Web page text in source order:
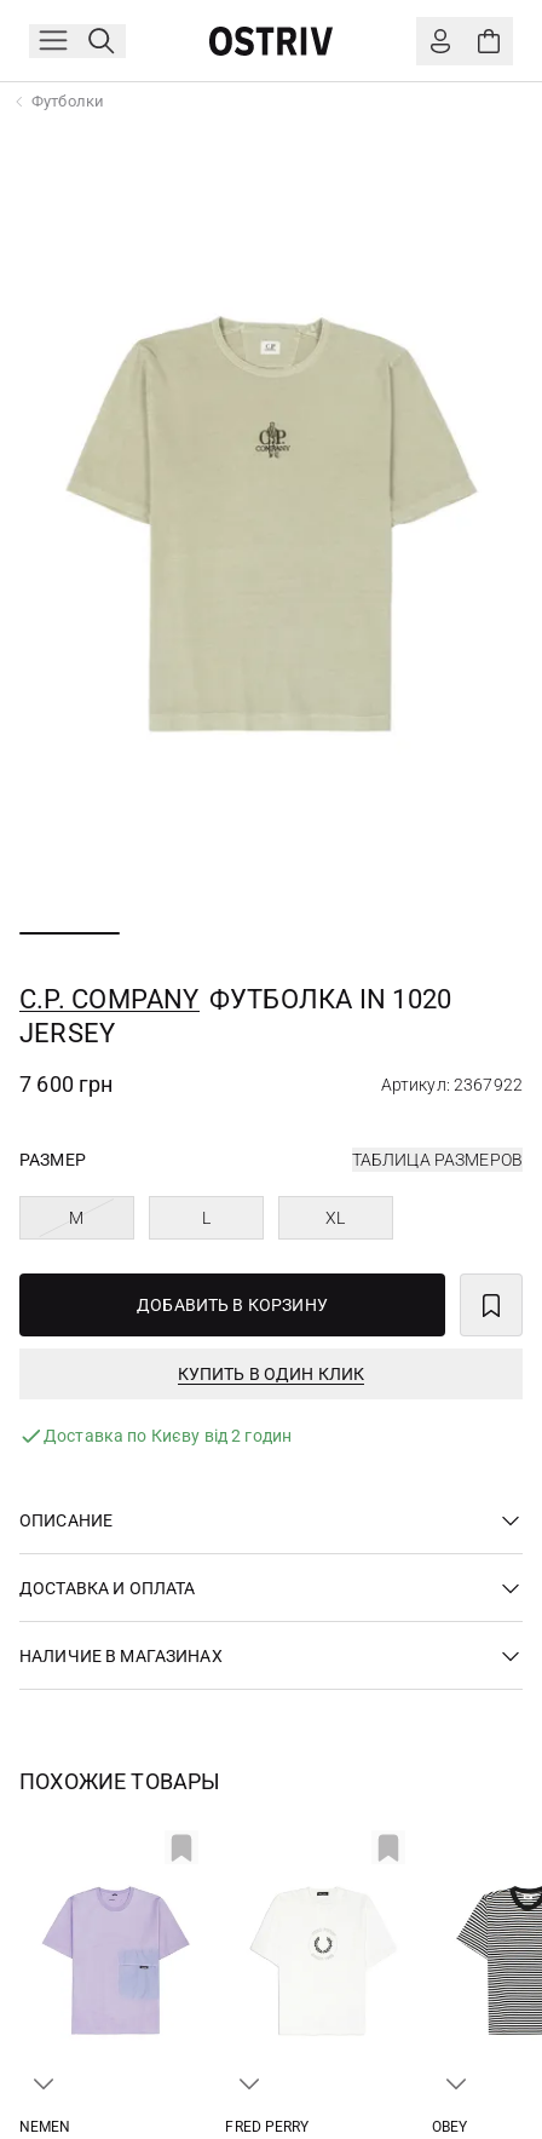
Футболки
C.P. COMPANY ФУТБОЛКА IN 1020
JERSEY
7 600 грн Артикул: 2367922
РАЗМЕР ТАБЛИЦА РАЗМЕРОВ
M L XL
ДОБАВИТЬ В КОРЗИНУ
КУПИТЬ В ОДИН КЛИК
Доставка по Києву від 2 годин
ОПИСАНИЕ
ДОСТАВКА И ОПЛАТА
НАЛИЧИЕ В МАГАЗИНАХ
ПОХОЖИЕ ТОВАРЫ
NEMEN
FRED PERRY
OBEY